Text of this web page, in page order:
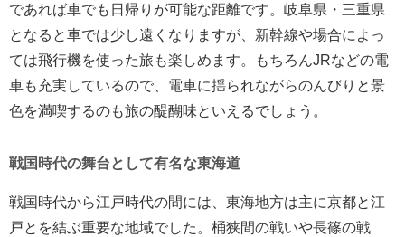
であれば車でも日帰りが可能な距離です。岐阜県・三重県
となると車では少し遠くなりますが、新幹線や場合によっ
ては飛行機を使った旅も楽しめます。もちろんJRなどの電
車も充実しているので、電車に揺られながらのんびりと景
色を満喫するのも旅の醍醐味といえるでしょう。
戦国時代の舞台として有名な東海道
戦国時代から江戸時代の間には、東海地方は主に京都と江
戸とを結ぶ重要な地域でした。桶狭間の戦いや長篠の戦